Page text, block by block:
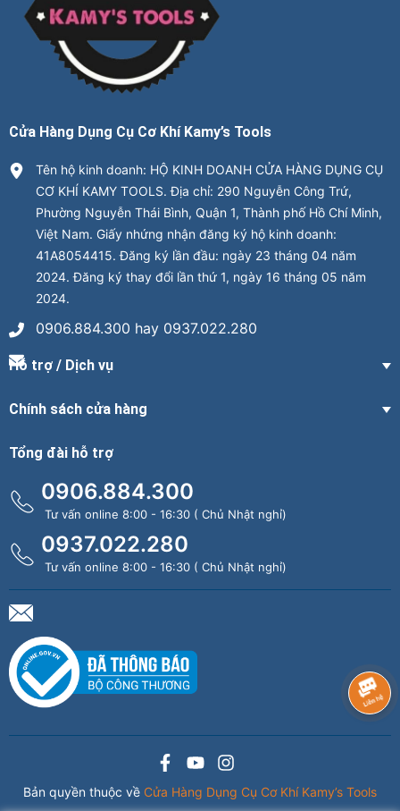
Cửa Hàng Dụng Cụ Cơ Khí Kamy’s Tools
Tên hộ kinh doanh: HỘ KINH DOANH CỬA HÀNG DỤNG CỤ
CƠ KHÍ KAMY TOOLS. Địa chỉ: 290 Nguyễn Công Trứ,
Phường Nguyễn Thái Bình, Quận 1, Thành phố Hồ Chí Minh,
Việt Nam. Giấy nhứng nhận đăng ký hộ kinh doanh:
41A8054415. Đăng ký lần đầu: ngày 23 tháng 04 năm
2024. Đăng ký thay đổi lần thứ 1, ngày 16 tháng 05 năm
2024.
0906.884.300 hay 0937.022.280
Hỗ trợ / Dịch vụ
Chính sách cửa hàng
Tổng đài hỗ trợ
0906.884.300
Tư vấn online 8:00 - 16:30 ( Chủ Nhật nghỉ)
0937.022.280
Tư vấn online 8:00 - 16:30 ( Chủ Nhật nghỉ)
Bản quyền thuộc về Cửa Hàng Dụng Cụ Cơ Khí Kamy’s Tools